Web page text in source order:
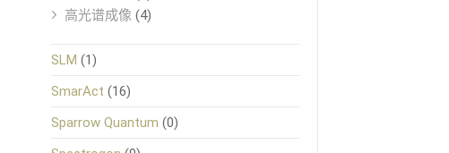
高光谱成像 (4)
SLM (1)
SmarAct (16)
Sparrow Quantum (0)